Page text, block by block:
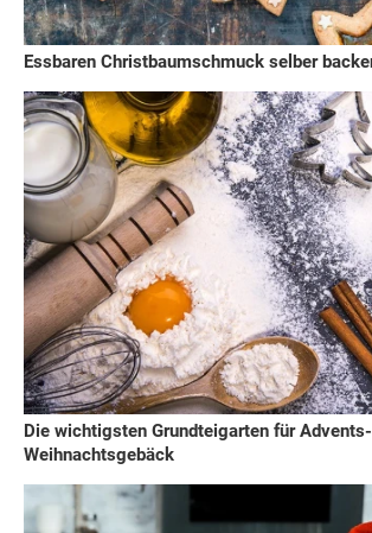
Essbaren Christbaumschmuck selber
Die wichtigsten Grundteigarten für
Weihnachtsgebäck